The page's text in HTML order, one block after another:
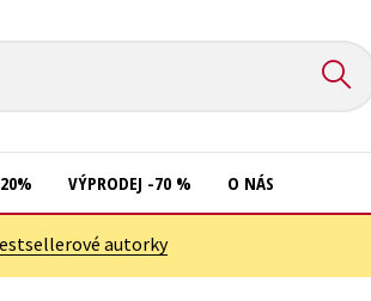
VÝPRODEJ -70 % O NÁS
autorky